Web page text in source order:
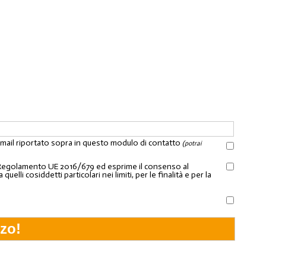
riportato sopra in questo modulo di contatto (potrai
UE 2016/679 ed esprime il consenso al
cosiddetti particolari nei limiti, per le finalità e per la